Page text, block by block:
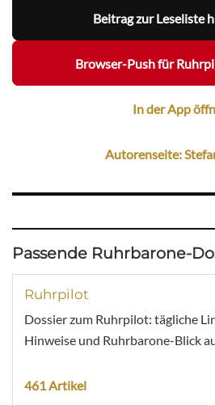
Beitrag zur Leseliste
Browser-Push für
In der App
Autorenseite:
Passende Ruhrbarone-
Ruhrpilot
Dossier zum Ruhrpilot: tägliche
Hinweise und Ruhrbarone-Blick
461 Artikel